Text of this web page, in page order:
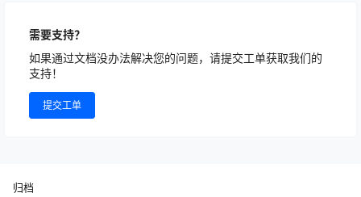
需要支持？
如果通过文档没办法解决您的问题，请提交工单获取我们的
支持！
提交工单
归档